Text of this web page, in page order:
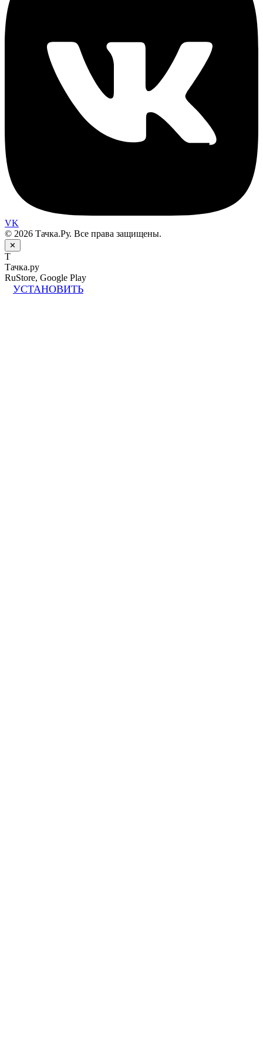
VK
© 2026 Тачка.Ру. Все права защищены.
✕
Т
Тачка.ру
RuStore, Google Play
УСТАНОВИТЬ